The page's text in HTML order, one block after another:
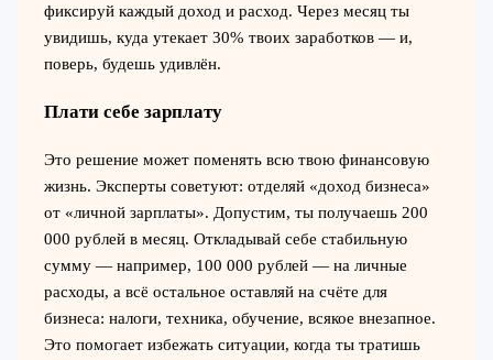
фиксируй каждый доход и расход. Через месяц ты
увидишь, куда утекает 30% твоих заработков — и,
поверь, будешь удивлён.
Плати себе зарплату
Это решение может поменять всю твою финансовую
жизнь. Эксперты советуют: отделяй «доход бизнеса»
от «личной зарплаты». Допустим, ты получаешь 200
000 рублей в месяц. Откладывай себе стабильную
сумму — например, 100 000 рублей — на личные
расходы, а всё остальное оставляй на счёте для
бизнеса: налоги, техника, обучение, всякое внезапное.
Это помогает избежать ситуации, когда ты тратишь